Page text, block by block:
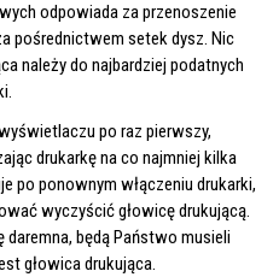
odpowiada za przenoszenie
pośrednictwem setek dysz. Nic
należy do najbardziej podatnych
po raz pierwszy,
drukarkę na co najmniej kilka
po ponownym włączeniu drukarki,
wyczyścić głowicę drukującą.
będą Państwo musieli
głowica drukująca.